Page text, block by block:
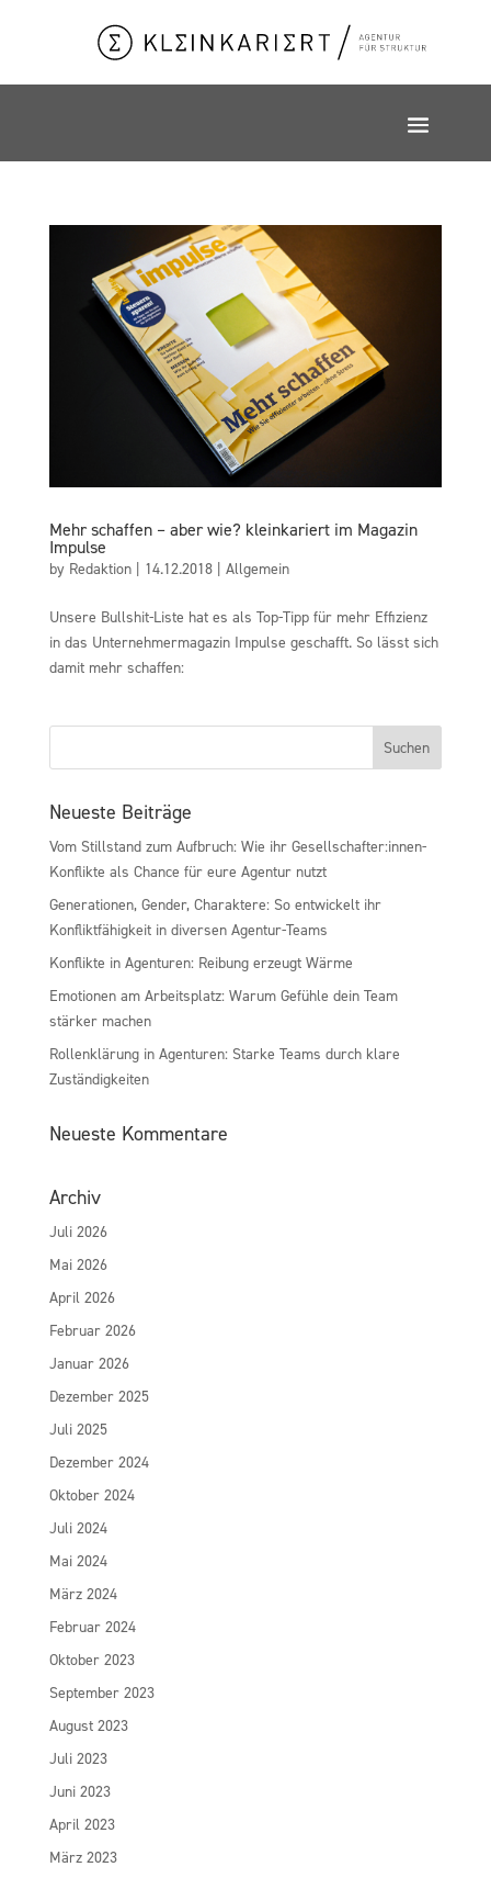
Mehr schaffen – aber wie? kleinkariert im Magazin
Impulse
by Redaktion| 14.12.2018| Allgemein
Unsere Bullshit-Liste hat es als Top-Tipp für mehr Effizienz
in das Unternehmermagazin Impulse geschafft. So lässt sich
damit mehr schaffen:
Neueste Beiträge
Vom Stillstand zum Aufbruch: Wie ihr Gesellschafter:innen-
Konflikte als Chance für eure Agentur nutzt
Generationen, Gender, Charaktere: So entwickelt ihr
Konfliktfähigkeit in diversen Agentur-Teams
Konflikte in Agenturen: Reibung erzeugt Wärme
Emotionen am Arbeitsplatz: Warum Gefühle dein Team
stärker machen
Rollenklärung in Agenturen: Starke Teams durch klare
Zuständigkeiten
Neueste Kommentare
Archiv
Juli 2026
Mai 2026
April 2026
Februar 2026
Januar 2026
Dezember 2025
Juli 2025
Dezember 2024
Oktober 2024
Juli 2024
Mai 2024
März 2024
Februar 2024
Oktober 2023
September 2023
August 2023
Juli 2023
Juni 2023
April 2023
März 2023